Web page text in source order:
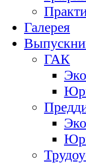
Галерея
ГАК